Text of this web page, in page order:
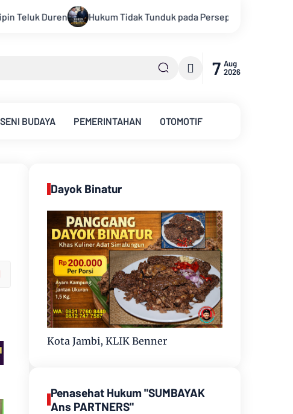
Kritik Terhadap Monopoli Kebenaran oleh Media dan Aktivis
7 Aug
2026
SENI BUDAYA PEMERINTAHAN OTOMOTIF
Dayok Binatur
Kota Jambi, KLIK Benner
Penasehat Hukum "SUMBAYAK
Ans PARTNERS"